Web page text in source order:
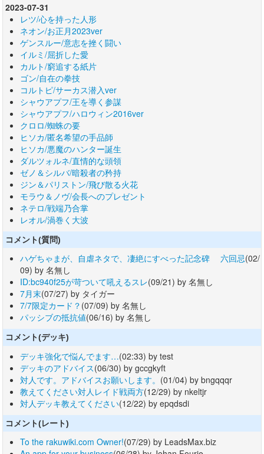
2023-07-31
レツ/心を持った人形
ネオン/お正月2023ver
ゲンスルー/意志を挫く闘い
イルミ/屈折した愛
カルト/窮追する紙片
ゴン/自在の拳技
コルトピ/サーカス潜入ver
シャウアプフ/王を導く参謀
シャウアプフ/ハロウィン2016ver
クロロ/蜘蛛の要
ヒソカ/匿名希望の手品師
ヒソカ/悪魔のハンター誕生
ダルツォルネ/直情的な頭領
ゼノ＆シルバ/暗殺者の矜持
ジン＆パリストン/飛び散る火花
モラウ＆ノヴ/会長へのプレゼント
ネテロ/戦端乃合掌
レオル/渦巻く大波
コメント(質問)
ハゲちゃまが、自虐ネタで、凄絶にすべった記念碑 六回忌(02/
09) by 名無し
ID:bc940f25が苛ついて吼えるスレ(09/21) by 名無し
7月末(07/27) by タイガー
7/7限定カード？ (07/09) by 名無し
パッシブの抵抗値(06/16) by 名無し
コメント(デッキ)
デッキ強化で悩んでます…(02:33) by test
デッキのアドバイス(06/30) by gccgkyft
対人です。アドバイスお願いします。 (01/04) by bngqqqr
教えてください対人レイド戦両方(12/29) by nkeltjr
対人デッキ教えてください(12/22) by epqdsdi
コメント(レート)
To the rakuwiki.com Owner!(07/29) by LeadsMax.biz